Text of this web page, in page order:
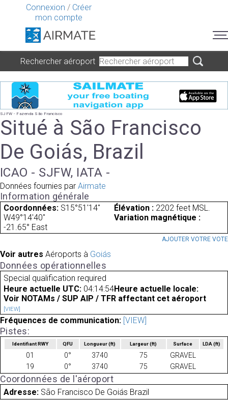
Connexion / Créer
mon compte
Rechercher aéroport
SJFW - Fazenda São Francisco
Situé à São Francisco
De Goiás, Brazil
ICAO - SJFW, IATA -
Données fournies par Airmate
Information générale
Coordonnées: S15°51'14"
W49°14'40"
Élévation : 2202 feet MSL.
Variation magnétique :
-21.65° East
AJOUTER VOTRE VOTE
Voir autres Aéroports à Goiás
Données opérationnelles
Special qualification required
Heure actuelle UTC: 04:14:54Heure actuelle locale:
Voir NOTAMs / SUP AIP / TFR affectant cet aéroport
[VIEW]
Fréquences de communication: [VIEW]
Pistes:
Identifiant RWY QFU Longueur(ft) Largeur(ft) Surface LDA(ft)
01 0° 3740 75
GRAVEL
19
0° 3740 75 GRAVEL
Coordonnées de l'aéroport
Adresse: São Francisco De Goiás Brazil